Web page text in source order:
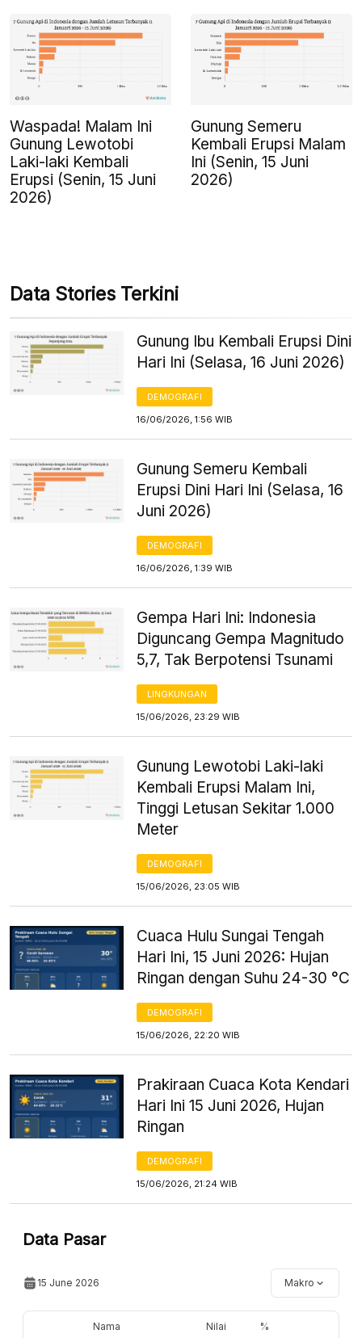
Waspada! Malam Ini
Gunung Lewotobi
Laki-laki Kembali
Erupsi (Senin, 15 Juni
2026)
Gunung Semeru
Kembali Erupsi Malam
Ini (Senin, 15 Juni
2026)
Data Stories Terkini
Gunung Ibu Kembali Erupsi Dini
Hari Ini (Selasa, 16 Juni 2026)
DEMOGRAFI
16/06/2026, 1:56 WIB
Gunung Semeru Kembali
Erupsi Dini Hari Ini (Selasa, 16
Juni 2026)
DEMOGRAFI
16/06/2026, 1:39 WIB
Gempa Hari Ini: Indonesia
Diguncang Gempa Magnitudo
5,7, Tak Berpotensi Tsunami
LINGKUNGAN
15/06/2026, 23:29 WIB
Gunung Lewotobi Laki-laki
Kembali Erupsi Malam Ini,
Tinggi Letusan Sekitar 1.000
Meter
DEMOGRAFI
15/06/2026, 23:05 WIB
Cuaca Hulu Sungai Tengah
Hari Ini, 15 Juni 2026: Hujan
Ringan dengan Suhu 24-30 °C
DEMOGRAFI
15/06/2026, 22:20 WIB
Prakiraan Cuaca Kota Kendari
Hari Ini 15 Juni 2026, Hujan
Ringan
DEMOGRAFI
15/06/2026, 21:24 WIB
Data Pasar
15 June 2026 Makro
Nama Nilai %